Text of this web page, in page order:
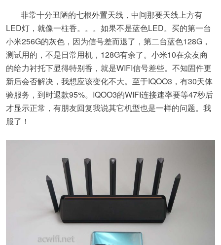
非常十分丑陋的七根外置天线，中间那要天线上方有
LED灯，就像一柱香。。。如果不是蓝色LED。买的第一台
小米256G的灰色，因为信号差而退了，第二台蓝色128G，
测试用的，不是日常用机，128G有余了。小米10在众友商
的给力衬托下显得特别香，就是WIFI信号差些。不知固件更
新后会否解决，我想应该变化不大。至于IQOO3，有30天体
验服务，到时退款95%。IQOO3的WIFI连接速率要等47秒后
才显示正常，有朋友回复我说其它机型也是一样的问题。我
服了！